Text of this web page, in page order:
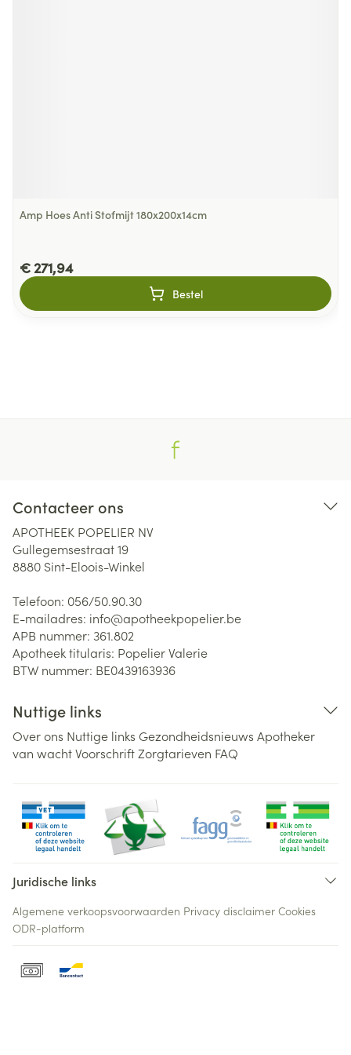
Amp Hoes Anti Stofmijt 180x200x14cm
€ 271,94
Bestel
Contacteer ons
APOTHEEK POPELIER NV
Gullegemsestraat 19
8880 Sint-Eloois-Winkel
Telefoon: 056/50.90.30
E-mailadres: info@apotheekpopelier.be
APB nummer: 361.802
Apotheek titularis: Popelier Valerie
BTW nummer: BE0439163936
Nuttige links
Over ons Nuttige links Gezondheidsnieuws Apotheker
van wachtVoorschriftZorgtarieven FAQ
Juridische links
Algemene verkoopsvoorwaarden Privacy disclaimer Cookies
ODR-platform